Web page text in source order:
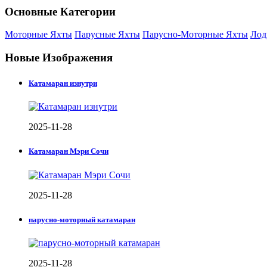
Основные Категории
Моторные Яхты Парусные Яхты Парусно-Моторные Яхты
Новые Изображения
Катамаран изнутри
2025-11-28
Катамаран Мэри Сочи
2025-11-28
парусно-моторный катамаран
2025-11-28